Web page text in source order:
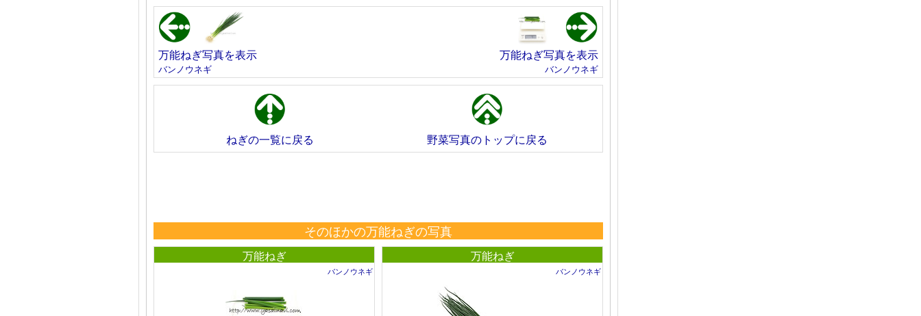
万能ねぎ写真を表示
バンノウネギ
万能ねぎ写真を表示
バンノウネギ
ねぎの一覧に戻る 野菜写真のトップに戻る
そのほかの万能ねぎの写真
万能ねぎ
バンノウネギ
万能ねぎ
バンノウネギ